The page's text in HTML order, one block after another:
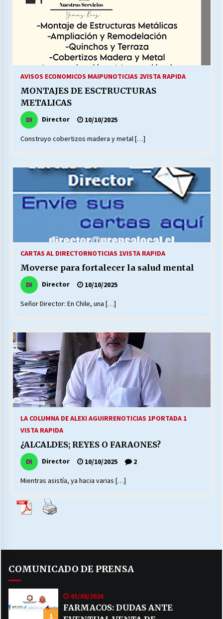
S.O.S. a los ricos, Save Our Souls (Salvar
Nuestras Almas)
30/04/2026
Chile y sus segmentos de la riqueza
AVISOS ECONOMICOS MAIPUNOTICIAS 2VISTA RAPIDA
MONTAJES DE ESCTRUCTURAS
METALICAS
Director 10/10/2025
Construyo cobertizos madera y metal […]
CARTAS AL DIRECTORNOTICIAS 1VISTA RAPIDA
Moverse para fortalecer la salud mental
Director 10/10/2025
Señor Director: En Chile, una […]
LA COLUMNA DE ALEXI AGUIRRENOTICIAS 1PORTADA 1
VISTA RAPIDA
¿ALCALDES; REYES O FARAONES?
Director 10/10/2025 2
Mientras asistía, ya hacia varias […]
COMUNICADO DE PRENSA
1
03/08/2026
FARMACOS: DUDAS ANTE